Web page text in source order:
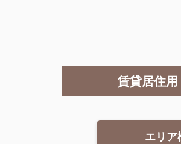
賃貸居住用
エリア